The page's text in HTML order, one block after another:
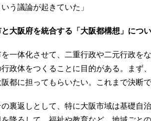
う議論が起きていた」
大阪府を統合する「大阪都構想」につい
一体化させて、二重行政や二元行政を
政体をつくることに目的がある。まず
都に担ってもらいたい。これまで決断
裏返しとして、特に大阪市域は基礎自